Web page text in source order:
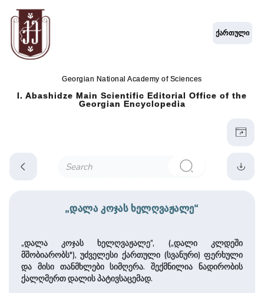
Georgian National Academy of Sciences
I. Abashidze Main Scientific Editorial Office of the
Georgian Encyclopedia
ქართული
„დალა კოჯას ხელღვაჟალე“
„დალა კოჯას ხელღვაჟალე“, („დალი კლდეში
მშობიარობს"), უძველესი ქართული (სვანური) ფერხული
და მისი თანმხლები სიმღერა. შექმნილია ნადირობის
ქალღმერთ დალის პატივსაცემად.